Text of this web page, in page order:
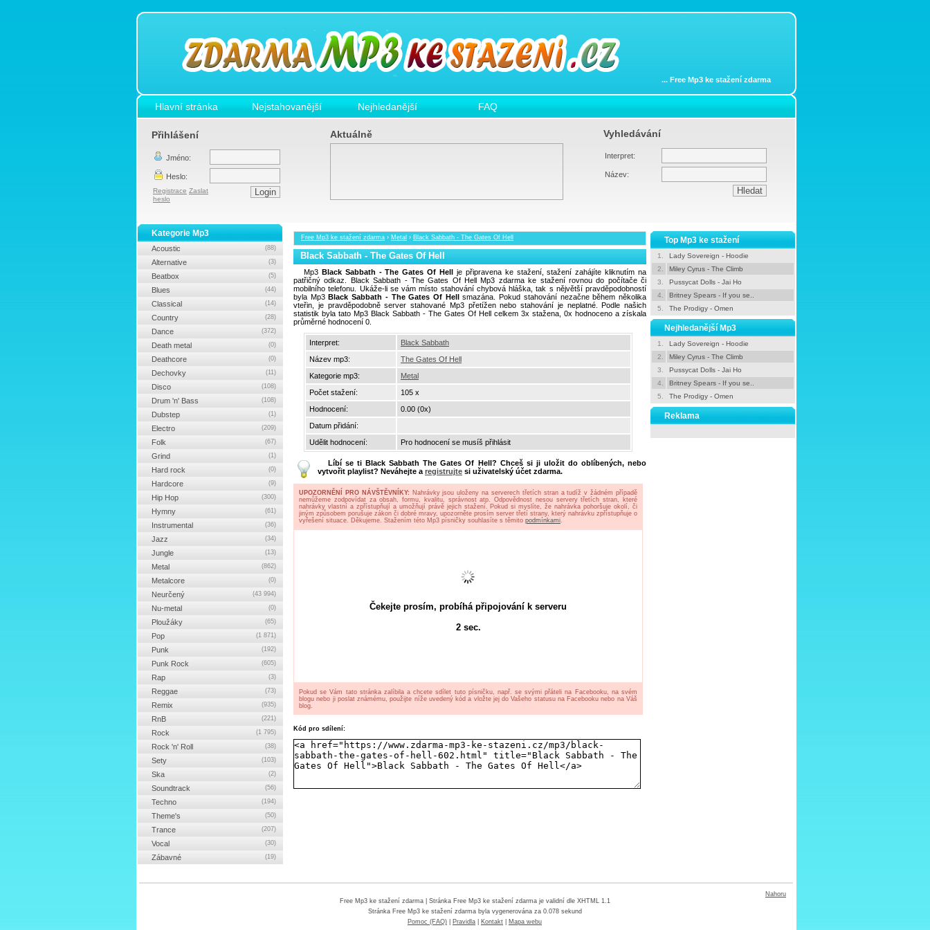
... Free Mp3 ke stažení zdarma
Hlavní stránka Nejstahovanější Nejhledanější FAQ
Přihlášení
Jméno:
Heslo:
Registrace Zaslat
heslo
Aktuálně Vyhledávání
Interpret:
Název:
Free Mp3 ke stažení zdarma › Metal › Black Sabbath - The Gates Of Hell
Black Sabbath - The Gates Of Hell
Mp3 Black Sabbath - The Gates Of Hell je připravena ke stažení, stažení zahájíte kliknutím na
patřičný odkaz. Black Sabbath - The Gates Of Hell Mp3 zdarma ke stažení rovnou do počítače či
mobilního telefonu. Ukáže-li se vám místo stahování chybová hláška, tak s nějvětší pravděpodobností
byla Mp3Black Sabbath - The Gates Of Hellsmazána. Pokud stahování nezačne během několika
vteřin, je pravděpodobně server stahované Mp3 přetížen nebo stahování je neplatné. Podle našich
statistik byla tato Mp3 Black Sabbath - The Gates Of Hell celkem 3x stažena, 0x hodnoceno a získala
průměrné hodnocení 0.
Interpret:
Black Sabbath
Název mp3:
The Gates Of Hell
Kategorie mp3:
Metal
Počet stažení:
105 x
Hodnocení:
0.00 (0x)
Datum přidání:
Udělit hodnocení:
Pro hodnocení se musíš přihlásit
Líbí se tiBlack Sabbath The Gates Of Hell? Chceš si ji uložit do oblíbených, nebo
vytvořit playlist? Neváhejte a registrujte si uživatelský účet zdarma.
UPOZORNĚNÍ PRO NÁVŠTĚVNÍKY: Nahrávky jsou uloženy na serverech třetích stran a tudíž v žádném případě
nemůžeme zodpovídat za obsah, formu, kvalitu, správnost atp. Odpovědnost nesou servery třetích stran, které
nahrávky vlastní a zpřístupňují a umožňují právě jejich stažení. Pokud si myslíte, že nahrávka pohoršuje okolí, či
jiným způsobem porušuje zákon či dobré mravy, upozorněte prosím server třetí strany, který nahrávku zpřístupňuje o
vyřešení situace. Děkujeme. Stažením této Mp3 písničky souhlasíte s těmito podmínkami.
Čekejte prosím, probíhá připojování k serveru
2sec.
Pokud se Vám tato stránka zalíbila a chcete sdílet tuto písničku, např. se svými přáteli na Facebooku, na svém
blogu nebo ji poslat známému, použijte níže uvedený kód a vložte jej do Vašeho statusu na Facebooku nebo na Váš
blog.
Kód pro sdílení:
Top Mp3 ke stažení
1.
Lady Sovereign - Hoodie
2.
Miley Cyrus - The Climb
3.
Pussycat Dolls - Jai Ho
4.
Britney Spears - If you se..
5.
The Prodigy - Omen
Nejhledanější Mp3
1.
Lady Sovereign - Hoodie
2.
Miley Cyrus - The Climb
3.
Pussycat Dolls - Jai Ho
4.
Britney Spears - If you se..
5.
The Prodigy - Omen
Reklama
Kategorie Mp3
Acoustic (88)
Alternative (3)
Beatbox (5)
Blues (44)
Classical (14)
Country (28)
Dance (372)
Death metal (0)
Deathcore (0)
Dechovky (11)
Disco (108)
Drum 'n' Bass (108)
Dubstep (1)
Electro (209)
Folk (67)
Grind (1)
Hard rock (0)
Hardcore (9)
Hip Hop (300)
Hymny (61)
Instrumental (36)
Jazz (34)
Jungle (13)
Metal (862)
Metalcore (0)
Neurčený (43 994)
Nu-metal (0)
Ploužáky (65)
Pop (1 871)
Punk (192)
Punk Rock (605)
Rap (3)
Reggae (73)
Remix (935)
RnB (221)
Rock (1 795)
Rock 'n' Roll (38)
Sety (103)
Ska (2)
Soundtrack (56)
Techno (194)
Theme's (50)
Trance (207)
Vocal (30)
Zábavné (19)
Nahoru
Free Mp3 ke stažení zdarma| Stránka Free Mp3 ke stažení zdarma je validní dle XHTML 1.1
Stránka Free Mp3 ke stažení zdarmabyla vygenerována za 0.078 sekund
Pomoc (FAQ)
Pravidla Kontakt Mapa webu